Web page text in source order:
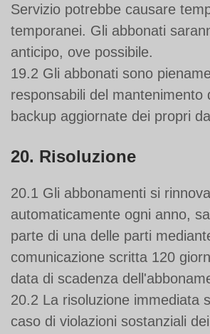
Servizio potrebbe causare
temporanei. Gli abbonati
anticipo, ove possibile.
19.2 Gli abbonati sono
responsabili del mantenimento
backup aggiornate dei propri
20. Risoluzione
20.1 Gli abbonamenti si
automaticamente ogni anno,
parte di una delle parti
comunicazione scritta 120
data di scadenza
20.2 La risoluzione immediata
caso di violazioni sostanziali